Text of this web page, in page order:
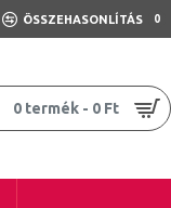
ÖSSZEHASONLÍTÁS 0
0 termék - 0 Ft